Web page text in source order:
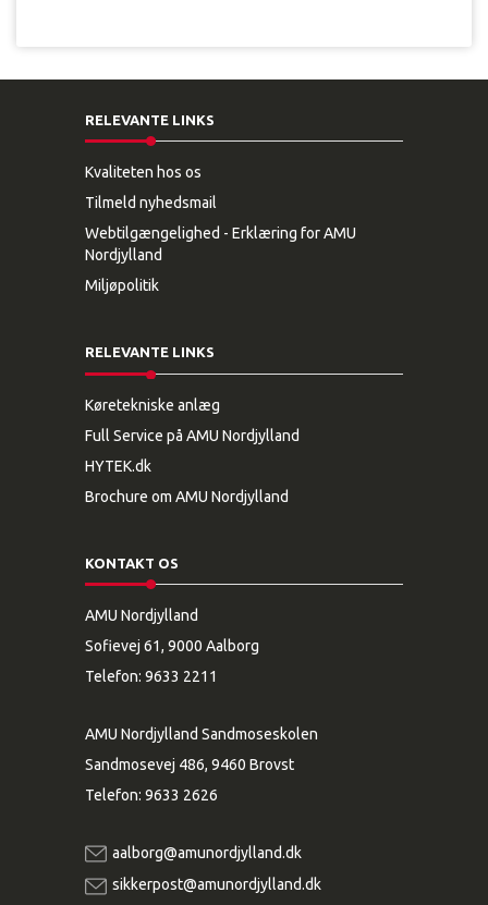
RELEVANTE LINKS
Kvaliteten hos os
Tilmeld nyhedsmail
Webtilgængelighed - Erklæring for AMU
Nordjylland
Miljøpolitik
RELEVANTE LINKS
Køretekniske anlæg
Full Service på AMU Nordjylland
HYTEK.dk
Brochure om AMU Nordjylland
KONTAKT OS
AMU Nordjylland
Sofievej 61, 9000 Aalborg
Telefon: 9633 2211
AMU Nordjylland Sandmoseskolen
Sandmosevej 486, 9460 Brovst
Telefon: 9633 2626
aalborg@amunordjylland.dk
sikkerpost@amunordjylland.dk